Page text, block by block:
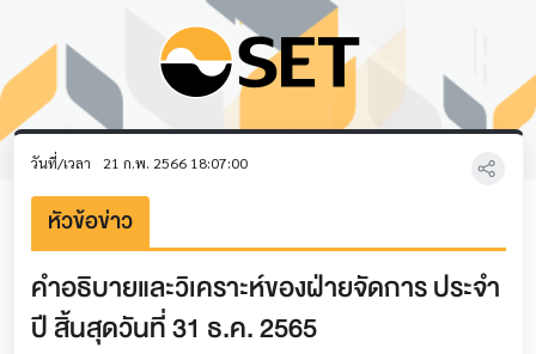
วันที่/เวลา 21 ก.พ. 2566 18:07:00
หัวข้อข่าว
คำอธิบายและวิเคราะห์ของฝ่ายจัดการ ประจำ
ปี สิ้นสุดวันที่ 31 ธ.ค. 2565